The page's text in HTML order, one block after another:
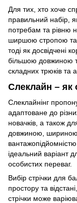
Для тих, хто хоче
правильний набір,
потребам та рівню
ширшою стропою та
тоді як досвідчені
більшою довжиною
складних трюків та
Слеклайн – як
Слеклайнінг
адаптоване до
новачків, а також
довжиною, шириною
ідеальний варіант
особистих переваг.
Вибір стрічки для
простору та
стрічки може